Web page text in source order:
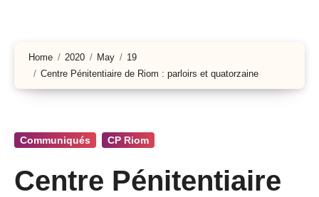
Home 2020 May
19
Centre Pénitentiaire de Riom : parloirs et quatorzaine
Communiqués CP Riom
Centre Pénitentiaire